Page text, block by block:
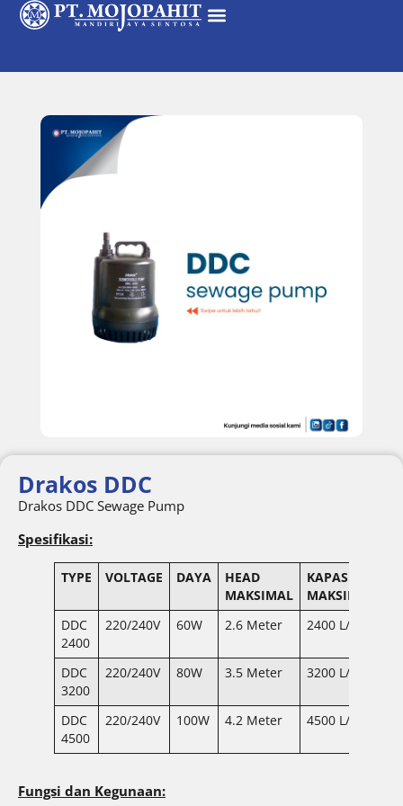
Drakos DDC
Drakos DDC Sewage Pump
Spesifikasi:
TYPE VOLTAGE DAYA
HEAD
MAKSIMAL
KAPASITAS
MAKSIMAL
DDC
2400
220/240V 60W 2.6 Meter 2400 L/H
DDC
3200
220/240V 80W 3.5 Meter 3200 L/H
DDC
4500
220/240V 100W 4.2 Meter 4500 L/H
Fungsi dan Kegunaan: